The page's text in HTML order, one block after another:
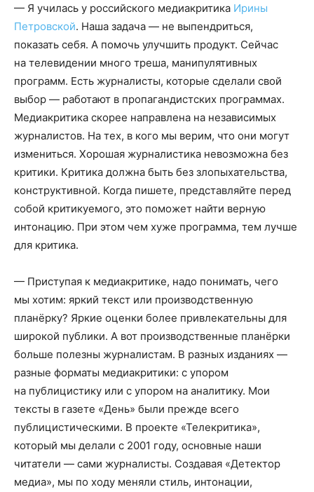
— Я училась у российского медиакритика Ирины
Петровской. Наша задача — не выпендриться,
показать себя. А помочь улучшить продукт. Сейчас
на телевидении много треша, манипулятивных
программ. Есть журналисты, которые сделали свой
выбор — работают в пропагандистских программах.
Медиакритика скорее направлена на независимых
журналистов. На тех, в кого мы верим, что они могут
измениться. Хорошая журналистика невозможна без
критики. Критика должна быть без злопыхательства,
конструктивной. Когда пишете, представляйте перед
собой критикуемого, это поможет найти верную
интонацию. При этом чем хуже программа, тем лучше
для критика.
— Приступая к медиакритике, надо понимать, чего
мы хотим: яркий текст или производственную
планёрку? Яркие оценки более привлекательны для
широкой публики. А вот производственные планёрки
больше полезны журналистам. В разных изданиях —
разные форматы медиакритики: с упором
на публицистику или с упором на аналитику. Мои
тексты в газете «День» были прежде всего
публицистическими. В проекте «Телекритика»,
который мы делали с 2001 году, основные наши
читатели — сами журналисты. Создавая «Детектор
медиа», мы по ходу меняли стиль, интонации,